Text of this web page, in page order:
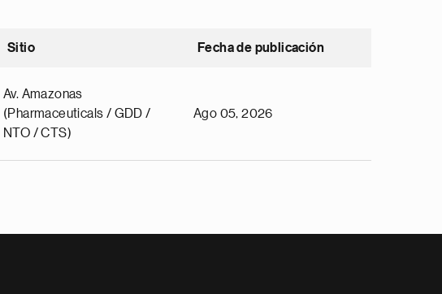
Sitio Fecha de publicación
Av. Amazonas
(Pharmaceuticals / GDD /
NTO / CTS)
Ago 05, 2026